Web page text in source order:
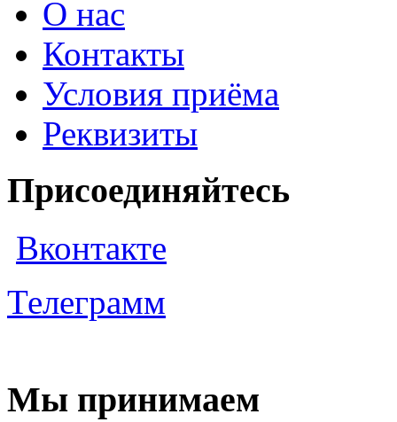
О нас
Контакты
Условия приёма
Реквизиты
Присоединяйтесь
Вконтакте
Телеграмм
Мы принимаем